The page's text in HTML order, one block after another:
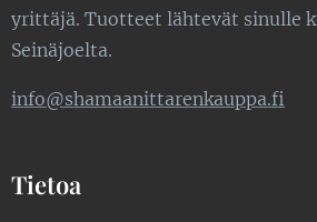
yrittäjä. Tuotteet lähtevät sinulle
Seinäjoelta.
info@shamaanittarenkauppa.fi
Tietoa